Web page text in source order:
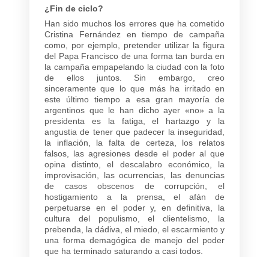
¿Fin de ciclo?
Han sido muchos los errores que ha cometido
Cristina Fernández en tiempo de campaña
como, por ejemplo, pretender utilizar la figura
del Papa Francisco de una forma tan burda en
la campaña empapelando la ciudad con la foto
de ellos juntos. Sin embargo, creo
sinceramente que lo que más ha irritado en
este último tiempo a esa gran mayoría de
argentinos que le han dicho ayer «no» a la
presidenta es la fatiga, el hartazgo y la
angustia de tener que padecer la inseguridad,
la inflación, la falta de certeza, los relatos
falsos, las agresiones desde el poder al que
opina distinto, el descalabro económico, la
improvisación, las ocurrencias, las denuncias
de casos obscenos de corrupción, el
hostigamiento a la prensa, el afán de
perpetuarse en el poder y, en definitiva, la
cultura del populismo, el clientelismo, la
prebenda, la dádiva, el miedo, el escarmiento y
una forma demagógica de manejo del poder
que ha terminado saturando a casi todos.